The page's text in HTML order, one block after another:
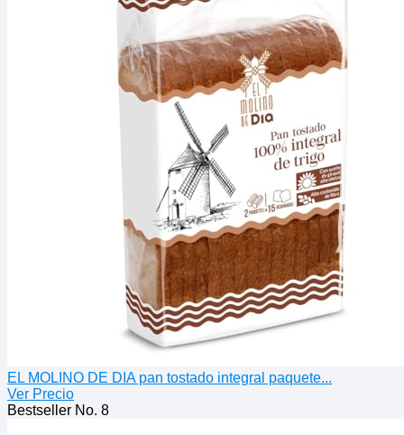
EL MOLINO DE DIA pan tostado integral paquete...
Ver Precio
Bestseller No. 8